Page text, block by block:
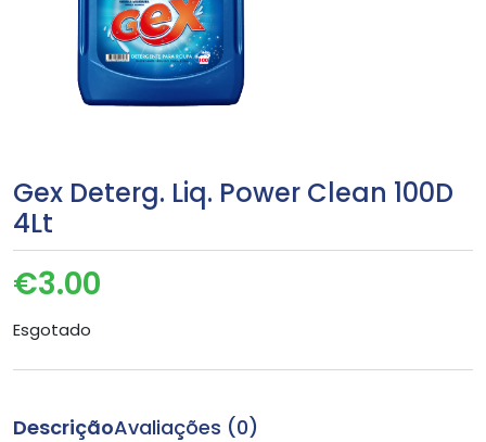
Gex Deterg. Liq. Power Clean 100D
4Lt
€3.00
Esgotado
DescriçãoAvaliações (0)